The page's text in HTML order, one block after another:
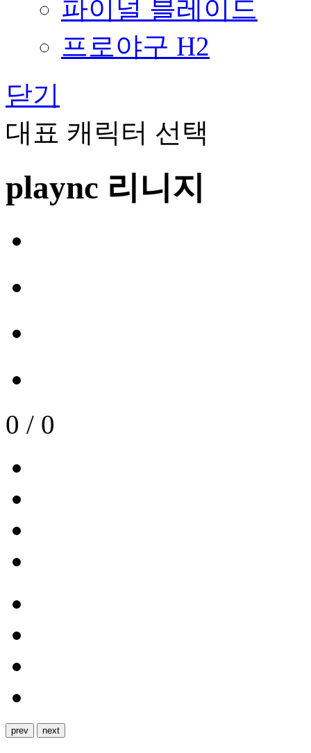
파이널 블레이드
프로야구 H2
닫기
대표 캐릭터 선택
plaync 리니지
0 / 0
prev next